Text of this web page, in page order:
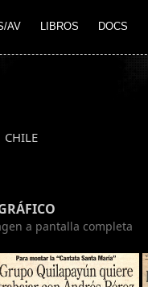
AV LIBROS DOCS
CHILE
a pantalla completa